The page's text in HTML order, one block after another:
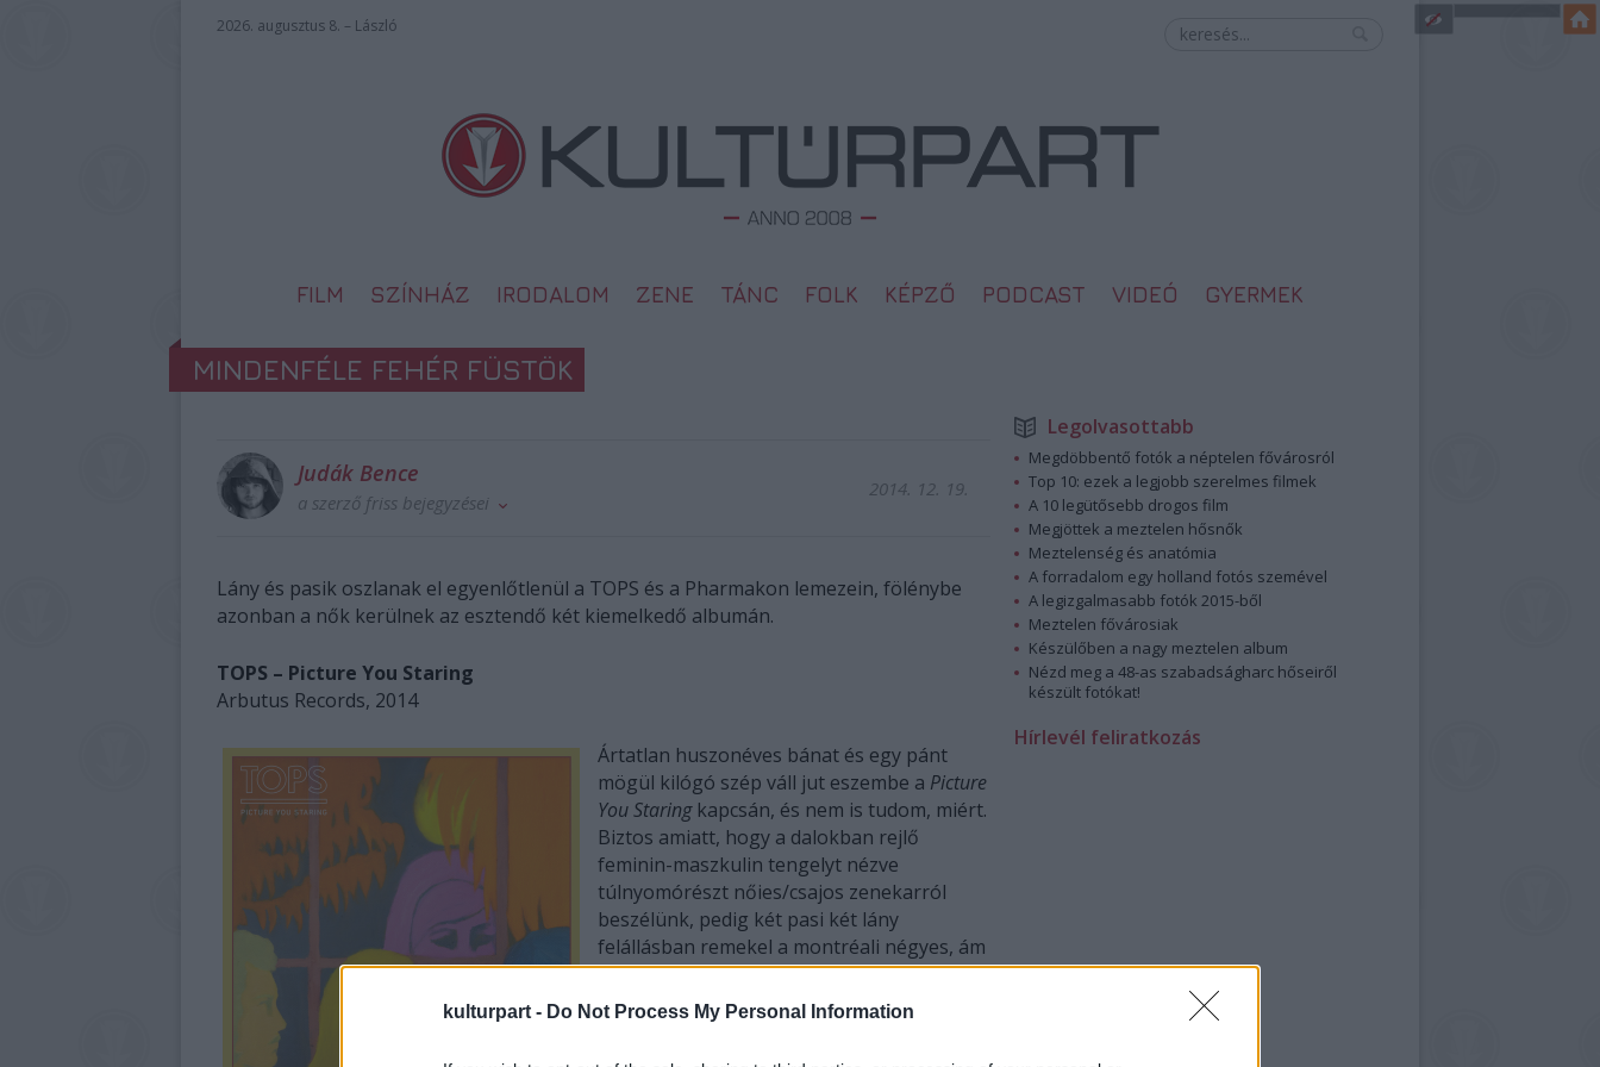
kulturpart - Do Not Process My Personal Information
2026. augusztus 8. – László
FILM SZÍNHÁZ IRODALOM ZENE TÁNC FOLK KÉPZŐ PODCAST VIDEÓ GYERMEK
MINDENFÉLE FEHÉR FÜSTÖK
Judák Bence
a szerző friss bejegyzései
2014. 12. 19.
Lány és pasik oszlanak el egyenlőtlenül a TOPS és a Pharmakon lemezein, fölénybe
azonban a nők kerülnek az esztendő két kiemelkedő albumán.
TOPS – Picture You Staring
Arbutus Records, 2014
Ártatlan huszonéves bánat és egy pánt
mögül kilógó szép váll jut eszembe a Picture
You Staringkapcsán, és nem is tudom, miért.
Biztos amiatt, hogy a dalokban rejlő
feminin-maszkulin tengelyt nézve
túlnyomórészt nőies/csajos zenekarról
beszélünk, pedig két pasi két lány
felállásban remekel a montréali négyes, ám
az aranyos és papírzsepiszerű vokálok,
valamint a csilingelő, jaj-de-80-as- évek
gitárok hatására még jó, hogy nem fogok
Legolvasottabb
Megdöbbentő fotók a néptelen fővárosról
Top 10: ezek a legjobb szerelmes filmek
A 10 legütősebb drogos film
Megjöttek a meztelen hősnők
Meztelenség és anatómia
A forradalom egy holland fotós szemével
A legizgalmasabb fotók 2015-ből
Meztelen fővárosiak
Készülőben a nagy meztelen album
Nézd meg a 48-as szabadságharc hőseiről
készült fotókat!
Hírlevél feliratkozás